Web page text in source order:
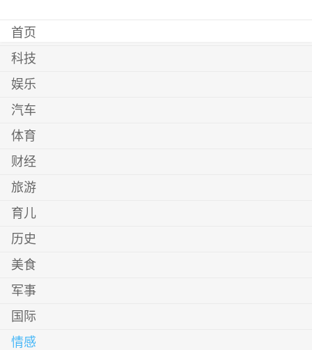
首页
科技
娱乐
汽车
体育
财经
旅游
育儿
历史
美食
军事
国际
情感